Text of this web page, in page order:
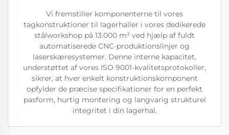
Vi fremstiller komponenterne til vores
tagkonstruktioner til lagerhaller i vores dedikerede
stålworkshop på 13.000 m² ved hjælp af fuldt
automatiserede CNC-produktionslinjer og
laserskæresystemer. Denne interne kapacitet,
understøttet af vores ISO 9001-kvalitetsprotokoller,
sikrer, at hver enkelt konstruktionskomponent
opfylder de præcise specifikationer for en perfekt
pasform, hurtig montering og langvarig strukturel
integritet i din lagerhal.